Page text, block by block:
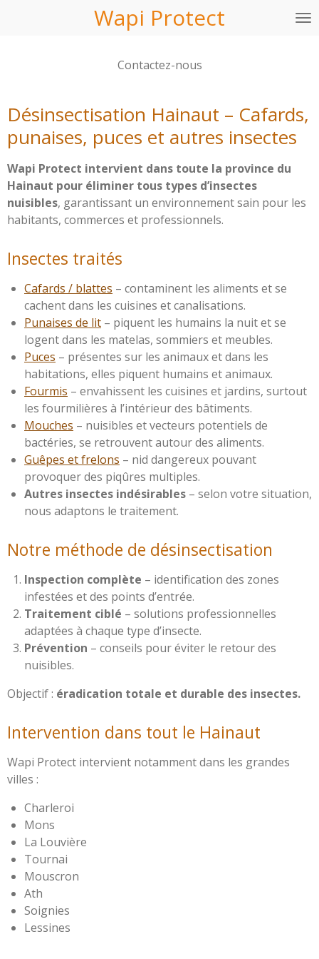
Wapi Protect
Contactez-nous
Désinsectisation Hainaut – Cafards,
punaises, puces et autres insectes
Wapi Protect intervient dans toute la province du
Hainaut pour éliminer tous types d’insectes
nuisibles, garantissant un environnement sain pour les
habitants, commerces et professionnels.
Insectes traités
Cafards / blattes – contaminent les aliments et se
cachent dans les cuisines et canalisations.
Punaises de lit – piquent les humains la nuit et se
logent dans les matelas, sommiers et meubles.
Puces – présentes sur les animaux et dans les
habitations, elles piquent humains et animaux.
Fourmis – envahissent les cuisines et jardins, surtout
les fourmilières à l’intérieur des bâtiments.
Mouches – nuisibles et vecteurs potentiels de
bactéries, se retrouvent autour des aliments.
Guêpes et frelons – nid dangereux pouvant
provoquer des piqûres multiples.
Autres insectes indésirables – selon votre situation,
nous adaptons le traitement.
Notre méthode de désinsectisation
Inspection complète – identification des zones
infestées et des points d’entrée.
Traitement ciblé – solutions professionnelles
adaptées à chaque type d’insecte.
Prévention – conseils pour éviter le retour des
nuisibles.
Objectif : éradication totale et durable des insectes.
Intervention dans tout le Hainaut
Wapi Protect intervient notamment dans les grandes
villes :
Charleroi
Mons
La Louvière
Tournai
Mouscron
Ath
Soignies
Lessines